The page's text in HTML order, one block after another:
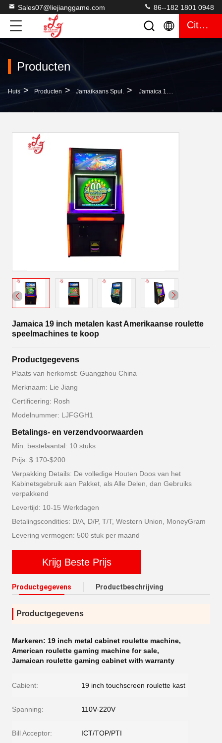
Sales07@liejianggame.com 86--182 1801 0948
Citaat
Producten
Huis > Producten > Jamaikaans Spul. > Jamaica 19 Inch Metalen Kast Amerikaanse Roulette Speelmachines Te Koop
Jamaica 19 inch metalen kast Amerikaanse roulette
speelmachines te koop
Productgegevens
Plaats van herkomst: Guangzhou China
Merknaam: Lie Jiang
Certificering: Rosh
Modelnummer: LJFGGH1
Betalings- en verzendvoorwaarden
Min. bestelaantal: 10 stuks
Prijs: $ 170-$200
Verpakking Details: De volledige Houten Doos van het
Kabinetsgebruik aan Pakket, als Alle Delen, dan Gebruiks
verpakkend
Levertijd: 10-15 Werkdagen
Betalingscondities: D/A, D/P, T/T, Western Union, MoneyGram
Levering vermogen: 500 stuk per maand
Krijg Beste Prijs
Productgegevens Productbeschrijving
Productgegevens
Markeren: 19 inch metal cabinet roulette machine,
American roulette gaming machine for sale,
Jamaican roulette gaming cabinet with warranty
Cabient: 19 inch touchscreen roulette kast
Spanning: 110V-220V
Bill Acceptor: ICT/TOP/PTI